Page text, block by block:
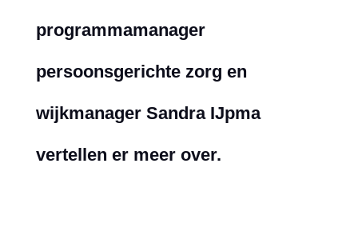
programmamanager
persoonsgerichte zorg en
wijkmanager Sandra IJpma
vertellen er meer over.